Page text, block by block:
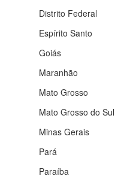
Distrito Federal
Espírito Santo
Goiás
Maranhão
Mato Grosso
Mato Grosso do Sul
Minas Gerais
Pará
Paraíba